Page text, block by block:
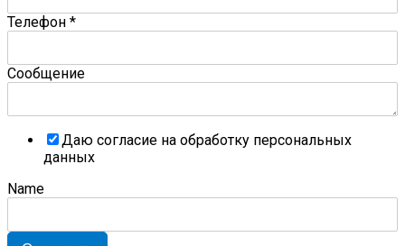
Телефон *
Сообщение
Даю согласие на обработку персональных
данных
Name